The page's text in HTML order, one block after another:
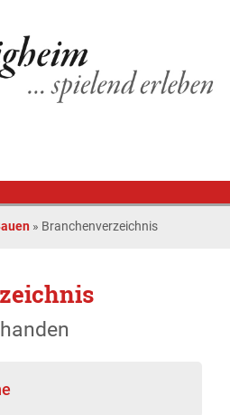
» Branchenverzeichnis